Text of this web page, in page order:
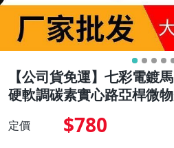
【公司貨免運】七彩電鍍
硬軟調碳素實心路亞桿微
定價 $780